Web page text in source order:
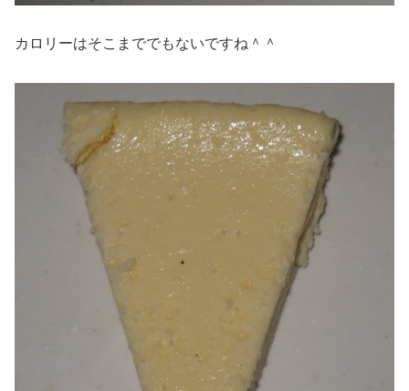
カロリーはそこまででもないですね＾＾